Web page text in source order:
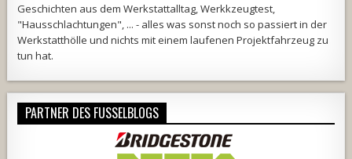
Geschichten aus dem Werkstattalltag, Werkkzeugtest,
"Hausschlachtungen", ... - alles was sonst noch so passiert in der
Werkstatthölle und nichts mit einem laufenen Projektfahrzeug zu
tun hat.
PARTNER DES FUSSELBLOGS